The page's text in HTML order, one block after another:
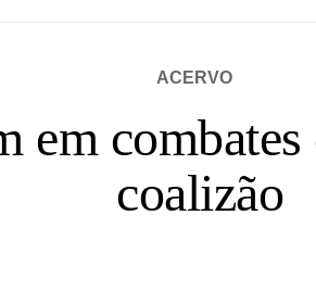
ACERVO
em
coalizão